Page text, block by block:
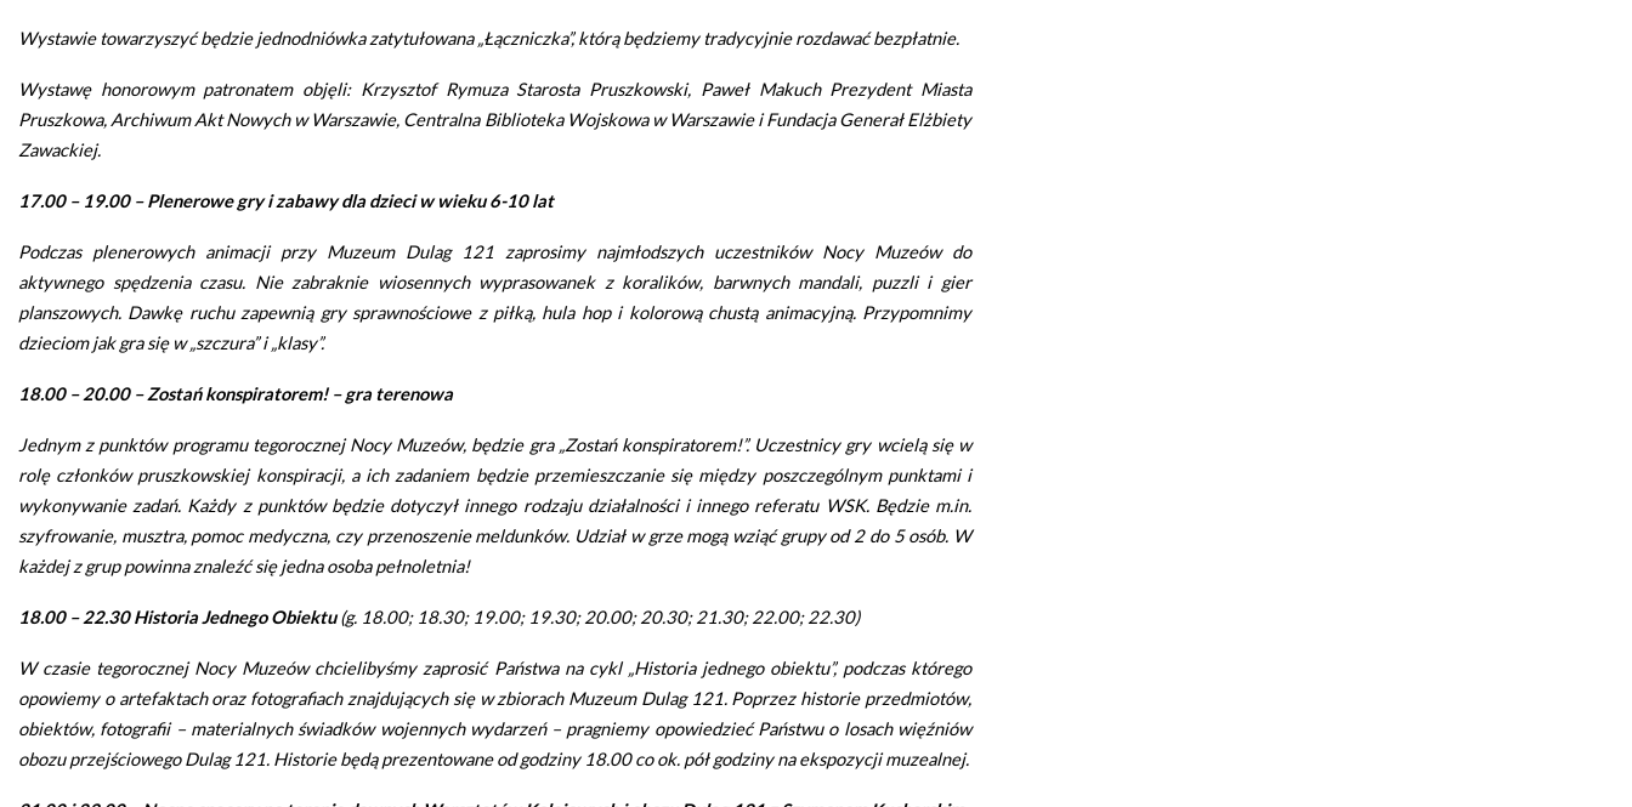
Wystawie towarzyszyć będzie jednodniówka zatytułowana „Łączniczka”, którą będziemy tradycyjnie rozdawać bezpłatnie.
Wystawę honorowym patronatem objęli: Krzysztof Rymuza Starosta Pruszkowski, Paweł Makuch Prezydent Miasta
Pruszkowa, Archiwum Akt Nowych w Warszawie, Centralna Biblioteka Wojskowa w Warszawie i Fundacja Generał Elżbiety
Zawackiej.
17.00 – 19.00 – Plenerowe gry i zabawy dla dzieci w wieku 6-10 lat
Podczas plenerowych animacji przy Muzeum Dulag 121 zaprosimy najmłodszych uczestników Nocy Muzeów do
aktywnego spędzenia czasu. Nie zabraknie wiosennych wyprasowanek z koralików, barwnych mandali, puzzli i gier
planszowych. Dawkę ruchu zapewnią gry sprawnościowe z piłką, hula hop i kolorową chustą animacyjną. Przypomnimy
dzieciom jak gra się w „szczura” i „klasy”.
18.00 – 20.00 – Zostań konspiratorem! – gra terenowa
Jednym z punktów programu tegorocznej Nocy Muzeów, będzie gra „Zostań konspiratorem!”. Uczestnicy gry wcielą się w
rolę członków pruszkowskiej konspiracji, a ich zadaniem będzie przemieszczanie się między poszczególnym punktami i
wykonywanie zadań. Każdy z punktów będzie dotyczył innego rodzaju działalności i innego referatu WSK. Będzie m.in.
szyfrowanie, musztra, pomoc medyczna, czy przenoszenie meldunków. Udział w grze mogą wziąć grupy od 2 do 5 osób. W
każdej z grup powinna znaleźć się jedna osoba pełnoletnia!
18.00 – 22.30 Historia Jednego Obiektu(g. 18.00; 18.30; 19.00; 19.30; 20.00; 20.30; 21.30; 22.00; 22.30)
W czasie tegorocznej Nocy Muzeów chcielibyśmy zaprosić Państwa na cykl „Historia jednego obiektu”, podczas którego
opowiemy o artefaktach oraz fotografiach znajdujących się w zbiorach Muzeum Dulag 121. Poprzez historie przedmiotów,
obiektów, fotografii – materialnych świadków wojennych wydarzeń – pragniemy opowiedzieć Państwu o losach więźniów
obozu przejściowego Dulag 121. Historie będą prezentowane od godziny 18.00 co ok. pół godziny na ekspozycji muzealnej.